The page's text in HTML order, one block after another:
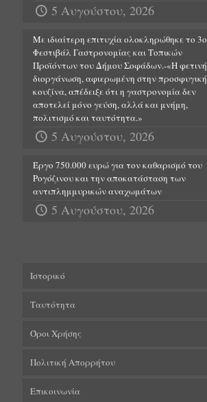
5 Αυγούστου, 2026
Με ιδιαίτερη επιτυχία ολοκληρώθηκε το 3ο
Φεστιβάλ Γαστρονομίας και Τοπικών
Προϊόντων του Δήμου Σοφάδων.-«Η φετινή
διοργάνωση, αφιερωμένη στην προσφυγική
κουζίνα, απέδειξε ότι η γαστρονομία δεν
αποτελεί μόνο γεύση, αλλά και μνήμη,
πολιτισμό και ταυτότητα.»
5 Αυγούστου, 2026
Έργο 750.000 ευρώ για τον καθαρισμό του
Ρογόζινου και την αποκατάσταση των
αντιπλημμυρικών αναχωμάτων
5 Αυγούστου, 2026
Ιστορικό
Ταυτότητα
Όροι Χρήσης
Πολιτική Απορρήτου
Επικοινωνία